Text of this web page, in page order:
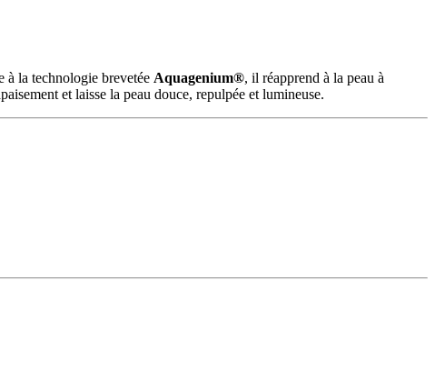
à la technologie brevetée Aquagenium®, il réapprend à la peau à
et laisse la peau douce, repulpée et lumineuse.